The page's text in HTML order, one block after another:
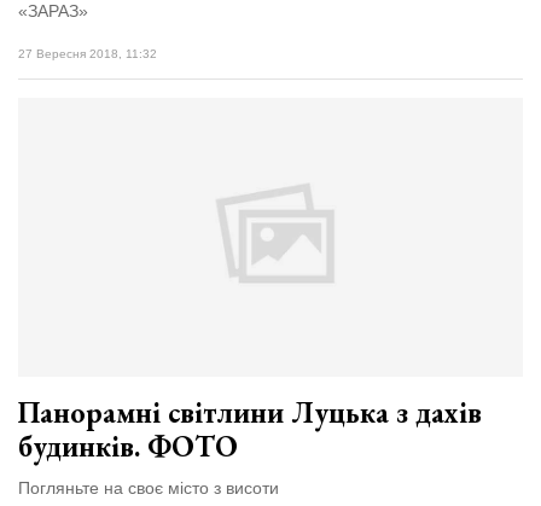
«ЗАРАЗ»
27 Вересня 2018, 11:32
Панорамні світлини Луцька з дахів
будинків. ФОТО
Погляньте на своє місто з висоти